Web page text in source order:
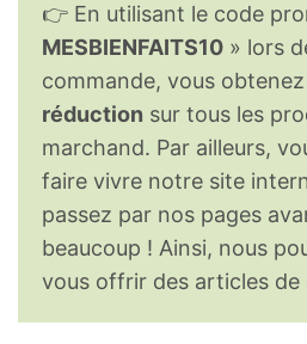
👉 En utilisant le code
MESBIENFAITS10 » lors
commande, vous obtenez
réduction sur tous les
marchand. Par ailleurs,
faire vivre notre site
passez par nos pages
beaucoup ! Ainsi, nous
vous offrir des articles de